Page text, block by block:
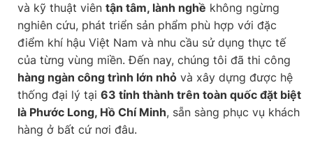
và kỹ thuật viên tận tâm, lành nghề không ngừng
nghiên cứu, phát triển sản phẩm phù hợp với đặc
điểm khí hậu Việt Nam và nhu cầu sử dụng thực tế
của từng vùng miền. Đến nay, chúng tôi đã thi công
hàng ngàn công trình lớn nhỏ và xây dựng được hệ
thống đại lý tại 63 tỉnh thành trên toàn quốc đặt biệt
là Phước Long, Hồ Chí Minh, sẵn sàng phục vụ khách
hàng ở bất cứ nơi đâu.